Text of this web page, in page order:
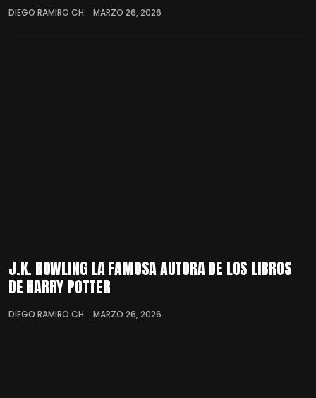
DIEGO RAMIRO CH. MARZO 26, 2026
J.K. ROWLING LA FAMOSA AUTORA DE LOS LIBROS
DE HARRY POTTER
DIEGO RAMIRO CH. MARZO 26, 2026